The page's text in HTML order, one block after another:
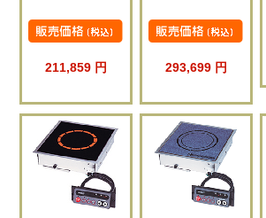
211,859 円 293,699 円